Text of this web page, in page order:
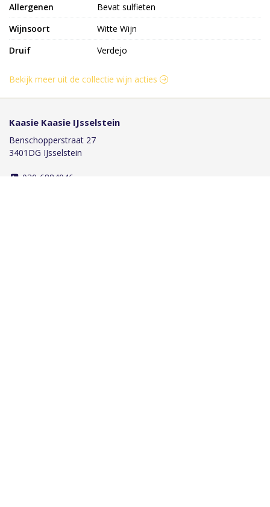
Allergenen
Bevat sulfieten
Wijnsoort
Witte Wijn
Druif
Verdejo
Bekijk meer uit de collectie wijn acties
Kaasie Kaasie IJsselstein
Benschopperstraat 27
3401DG IJsselstein
030-6884046